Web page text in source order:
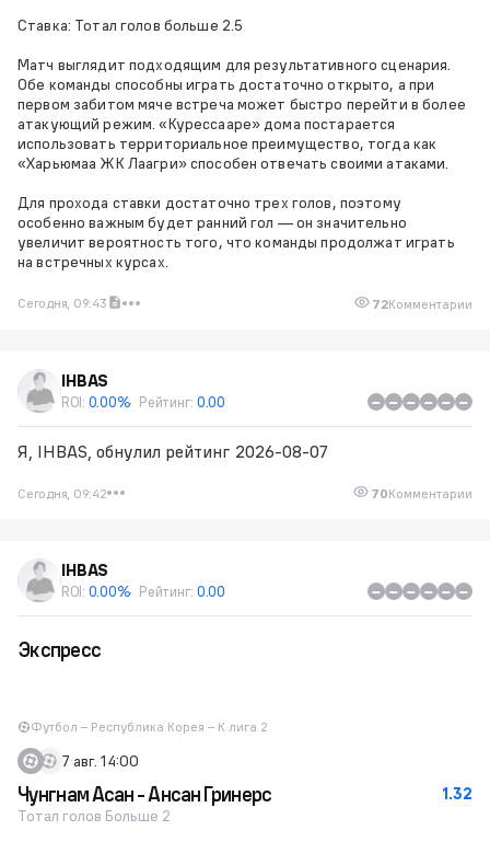
Ставка: Тотал голов больше 2.5
Матч выглядит подходящим для результативного сценария.
Обе команды способны играть достаточно открыто, а при
первом забитом мяче встреча может быстро перейти в более
атакующий режим. «Курессааре» дома постарается
использовать территориальное преимущество, тогда как
«Харьюмаа ЖК Лаагри» способен отвечать своими атаками.
Для прохода ставки достаточно трех голов, поэтому
особенно важным будет ранний гол — он значительно
увеличит вероятность того, что команды продолжат играть
на встречных курсах.
Сегодня, 09:43 72Комментарии
IHBAS
ROI: 0.00% Рейтинг: 0.00
Я, IHBAS, обнулил рейтинг 2026-08-07
Сегодня, 09:42 70Комментарии
IHBAS
ROI: 0.00% Рейтинг: 0.00
Экспресс
Футбол – Республика Корея – К лига 2
7 авг. 14:00
1.32
Чунгнам Асан - Ансан Гринерс
Тотал голов Больше 2